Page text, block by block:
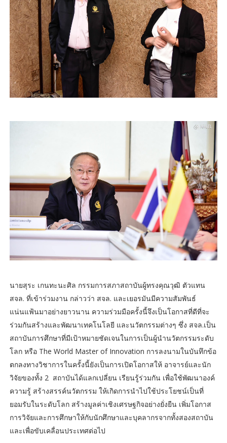
นายสุระ เกนทะนะศิล กรรมการสภาสถาบันผู้ทรงคุณวุฒิ ตัวแทน
สจล. ที่เข้าร่วมงาน กล่าวว่า สจล. และเยอรมันมีความสัมพันธ์
แน่นแฟ้นมาอย่างยาวนาน ความร่วมมือครั้งนี้จึงเป็นโอกาสที่ดีที่จะ
ร่วมกันสร้างและพัฒนาเทคโนโลยี และนวัตกรรมต่างๆ ซึ่ง สจล.เป็น
สถาบันการศึกษาที่มีเป้าหมายชัดเจนในการเป็นผู้นำนวัตกรรมระดับ
โลก หรือ The World Master of Innovation การลงนามในบันทึกข้อ
ตกลงทางวิชาการในครั้งนี้ยังเป็นการเปิดโอกาสให้ อาจารย์และนัก
วิจัยของทั้ง 2 สถาบันได้แลกเปลี่ยน เรียนรู้ร่วมกัน เพื่อใช้พัฒนาองค์
ความรู้ สร้างสรรค์นวัตกรรม ให้เกิดการนำไปใช้ประโยชน์เป็นที่
ยอมรับในระดับโลก สร้างมูลค่าเชิงเศรษฐกิจอย่างยั่งยืน เพิ่มโอกาส
การวิจัยและการศึกษาให้กับนักศึกษาและบุคลากรจากทั้งสองสถาบัน
และเพื่อขับเคลื่อนประเทศต่อไป